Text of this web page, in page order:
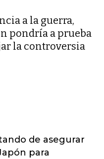
a la guerra,
pondría a prueba
la controversia
de asegurar
para